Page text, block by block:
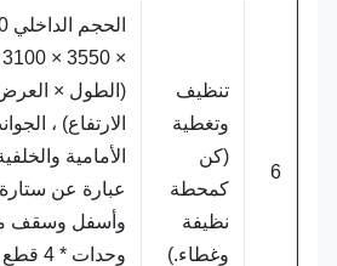
تنظيف
وتغطية
كمحطة
نظيفة
وغطاء.)
الحجم الداخلي 6900
× 3550 × 3100 مم
(الطول × العرض ×
الارتفاع) ، الجوانب
الأمامية والخلفية
عبارة عن ستارة
وأسفل وسقف مع 8
وحدات * 4 قطع = 20